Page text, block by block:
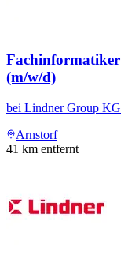
Fachinformatiker
(m/w/d)
bei Lindner Group KG
Arnstorf
41 km entfernt